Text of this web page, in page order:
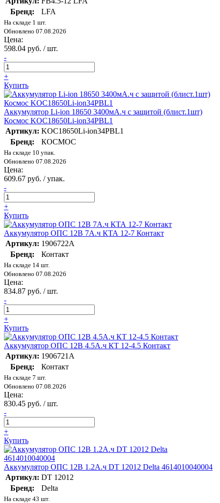
Бренд:
LFA
На складе 1 шт.
Обновлено 07.08.2026
Цена:
598.04 руб. / шт.
-
+
Купить
Аккумулятор Li-ion 18650 3400мА.ч с защитой (блист.1шт)
Космос KOC18650Li-ion34PBL1
Артикул: KOC18650Li-ion34PBL1
Бренд:
КОСМОС
На складе 10 упак.
Обновлено 07.08.2026
Цена:
609.67 руб. / упак.
-
+
Купить
Аккумулятор ОПС 12В 7А.ч КТА 12-7 Контакт
Артикул: 1906722А
Бренд:
Контакт
На складе 14 шт.
Обновлено 07.08.2026
Цена:
834.87 руб. / шт.
-
+
Купить
Аккумулятор ОПС 12В 4.5А.ч КТ 12-4.5 Контакт
Артикул: 1906721А
Бренд:
Контакт
На складе 7 шт.
Обновлено 07.08.2026
Цена:
830.45 руб. / шт.
-
+
Купить
Аккумулятор ОПС 12В 1.2А.ч DT 12012 Delta 4614010040004
Артикул: DT 12012
Бренд:
Delta
На складе 43 шт.